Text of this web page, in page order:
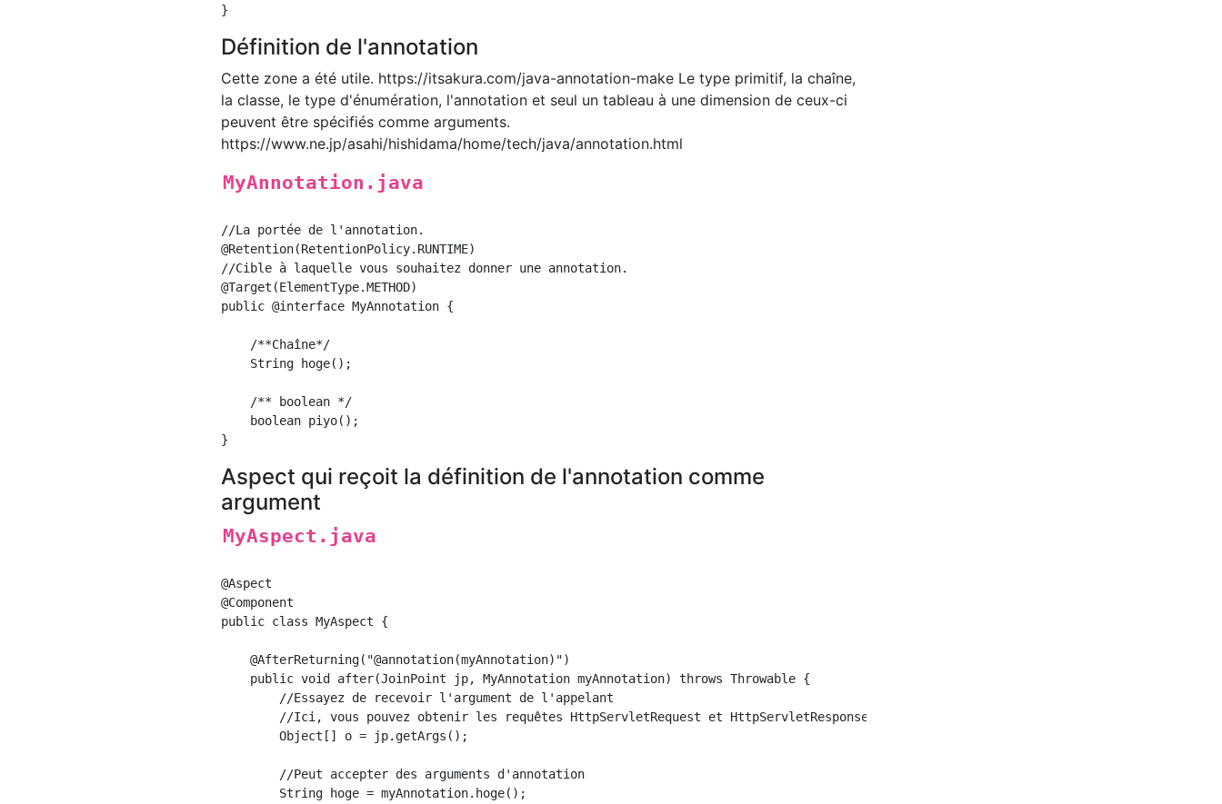
Définition de l'annotation
Cette zone a été utile. https://itsakura.com/java-annotation-make Le type primitif, la chaîne,
la classe, le type d'énumération, l'annotation et seul un tableau à une dimension de ceux-ci
peuvent être spécifiés comme arguments.
https://www.ne.jp/asahi/hishidama/home/tech/java/annotation.html
MyAnnotation.java
//La portée de l'annotation.
@Retention(RetentionPolicy.RUNTIME)
//Cible à laquelle vous souhaitez donner une annotation.
@Target(ElementType.METHOD)
public @interface MyAnnotation {
    /**Chaîne*/
    String hoge();
    /** boolean */
    boolean piyo();
Aspect qui reçoit la définition de l'annotation comme
argument
MyAspect.java
@Aspect
@Component
public class MyAspect {
    @AfterReturning("@annotation(myAnnotation)")
    public void after(JoinPoint jp, MyAnnotation myAnnotation) throws Throwable {
        //Essayez de recevoir l'argument de l'appelant
        //Ici, vous pouvez obtenir les requêtes HttpServletRequest et HttpServletResponse de l'appelant.
        Object[] o = jp.getArgs();
        //Peut accepter des arguments d'annotation
        String hoge = myAnnotation.hoge();